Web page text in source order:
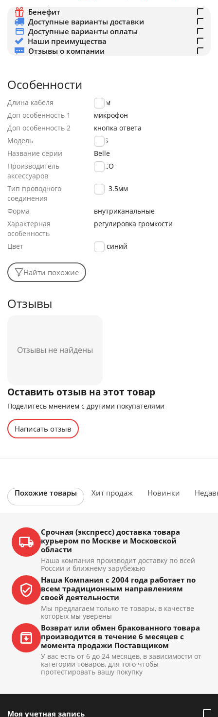
Бенефит
Доступные варианты доставки
Доступные варианты оплаты
Наши преимущества
Отзывы о компании
Особенности
Длина кабеля
1.2 м
Доп особенность 1
микрофон
Доп особенность 2
кнопка ответа
Модель
M75
Название серии
Belle
Производитель
аксессуаров
HOCO
Тип проводного
соединения
Jack 3.5мм
Форма
внутриканальные
Характерная
особенность
регулировка громкости
Цвет синий
Найти похожие
Отзывы
Отзывы не найдены
Оставить отзыв на этот товар
Поделитесь мнением с другими покупателями
Написать отзыв
Похожие товары Хит продаж Новинки
Срочная (экспресс) доставка товара
курьером по Москве и Московской
области
Наша компания производит доставку по всей
России и ближнему зарубежью
Наша Компания с 2004 года работает по
всем традиционным направлениям
своей деятельности
Мы предлагаем только те товары, в качестве
которых мы уверены
Возврат или обмен бракованного товара
производится в течение 6 месяцев с
момента продажи Поставщиком
У вас есть от 6 до 24 месяцев, в зависимости от
категории товаров, для того чтобы
протестировать вашу покупку
Моя учетная запись